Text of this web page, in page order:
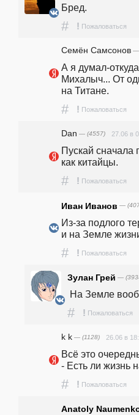
Бред.
# ! Пожаловаться
Семён Самсонов —
А я думал-
Михалыч... От
на Титане.
# ! Пожаловаться
Dan — (4557) 27.06 в
Пускай сначала
как китайцы.
# ! Пожаловаться
Иван Иванов —
Из-за подлого
и на Земле
# ! Пожаловаться
Зулан Грей —
На Земле
# ! Пожаловаться
k k — (1128) 26.06 в
Всё это
- Есть ли жизнь
# ! Пожаловаться
Anatoly